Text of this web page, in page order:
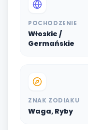
POCHODZENIE
Włoskie /
Germańskie
ZNAK ZODIAKU
Waga, Ryby